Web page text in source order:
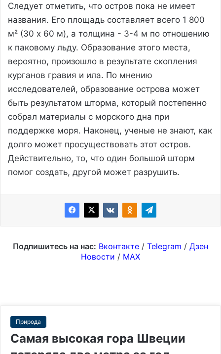
Следует отметить, что остров пока не имеет
названия. Его площадь составляет всего 1 800
м² (30 x 60 м), а толщина - 3-4 м по отношению
к паковому льду. Образование этого места,
вероятно, произошло в результате скопления
курганов гравия и ила. По мнению
исследователей, образование острова может
быть результатом шторма, который постепенно
собрал материалы с морского дна при
поддержке моря. Наконец, ученые не знают, как
долго может просуществовать этот остров.
Действительно, то, что один большой шторм
помог создать, другой может разрушить.
Подпишитесь на нас: Вконтакте / Telegram / Дзен
Новости / MAX